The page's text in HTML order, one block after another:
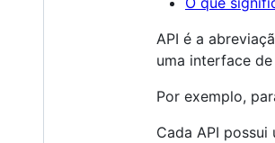
API é a
uma interface
Por exemplo,
Cada API